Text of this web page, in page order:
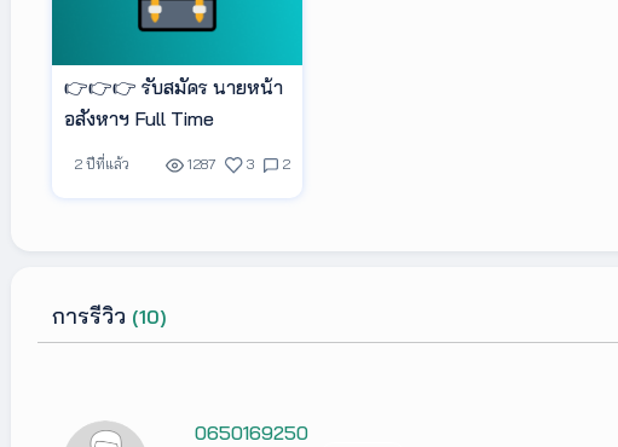
👉👉👉 รับสมัคร นายหน้า
อสังหาฯ Full Time
2 ปีที่แล้ว 1287 3 2
การรีวิว (10)
0650169250